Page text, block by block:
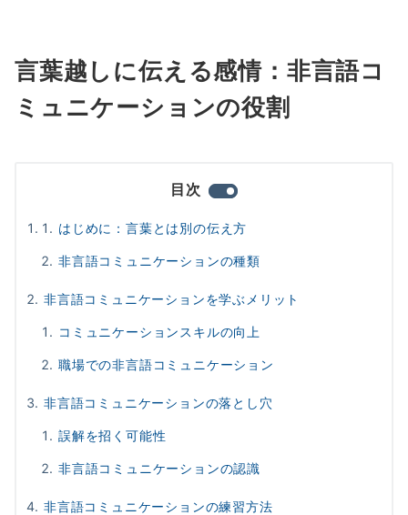
言葉越しに伝える感情：非言語コ
ミュニケーションの役割
目次
はじめに：言葉とは別の伝え方
非言語コミュニケーションの種類
非言語コミュニケーションを学ぶメリット
コミュニケーションスキルの向上
職場での非言語コミュニケーション
非言語コミュニケーションの落とし穴
誤解を招く可能性
非言語コミュニケーションの認識
非言語コミュニケーションの練習方法